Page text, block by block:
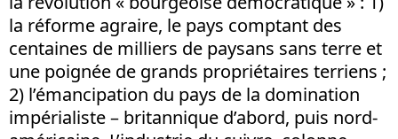
la réforme agraire, le pays comptant des
centaines de milliers de paysans sans terre et
une poignée de grands propriétaires terriens ;
2) l’émancipation du pays de la domination
impérialiste – britannique d’abord, puis nord-